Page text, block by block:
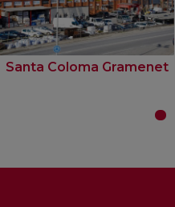
Santa Coloma Gramenet